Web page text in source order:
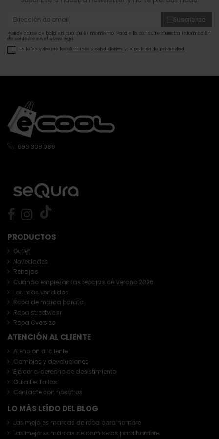
Suscribirse
Puede darse de baja en cualquier momento. Para ello, consulte nuestra información
de contacto en el aviso legal.
He leído y acepto los términos y condiciones y la política de privacidad
PRODUCTOS
Outlet
Novedades
Rebajas
Cuándo empiezan las rebajas de Verano 2026
Los más vendidos
Ropa de marca barata
Ropa streetwear
Ropa Oversize
ATENCIÓN AL CLIENTE
Atención al cliente
Cambios y devoluciones
Ejercer el derecho de desistimiento
Guía De Tallas
Contacte con nosotros
LO MÁS LEÍDO DEL BLOG
Las mejores marcas de ropa para hombre
Las mejores marcas de camisetas para hombre
696 308 086